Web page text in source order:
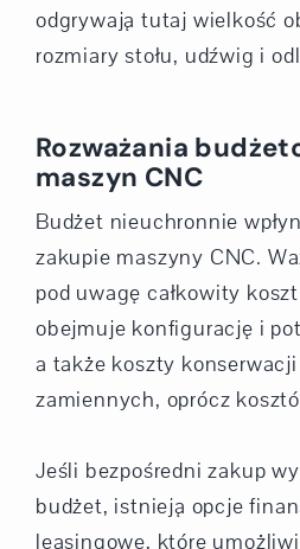
odgrywają tutaj wielkość
rozmiary stołu, udźwig i
Rozważania
maszyn CNC
Budżet nieuchronnie
zakupie maszyny CNC.
pod uwagę całkowity
obejmuje konfigurację i
a także koszty
zamiennych, oprócz
Jeśli bezpośredni zakup
budżet, istnieją opcje
leasingowe, które